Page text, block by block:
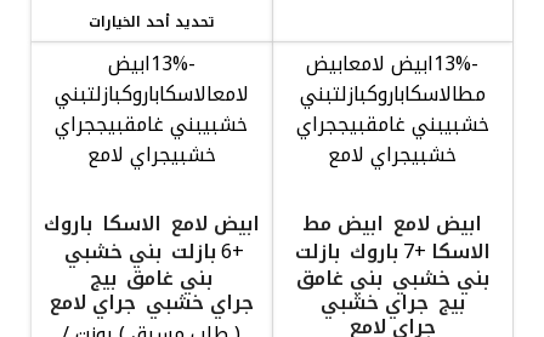
تحديد أحد الخيارات
-13% ابيض لامعابيض
مطالاسكاباروكبازلتبني
خشبيبني غامقبيججراي
خشبيجراي لامع
ابيض لامع ابيض مط
الاسكا +7 باروك بازلت
بني خشبي بني غامق
بيج جراي خشبي
جراي لامع
-13%
ابيض
لامعالاسكاباروكبازلتبني
خشبيبني غامقبيججراي
خشبيجراي لامع
ابيض لامع الاسكا باروك
+6 بازلت بني خشبي
بني غامق بيج
جراي خشبي جراي لامع